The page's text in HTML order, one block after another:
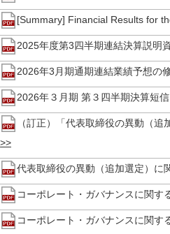
[Summary] Financial Results for
2025年度第3四半期連結決算説明
2026年3月期通期連結業績予想の
2026年３月期 第３四半期決算短信
（訂正）「代表取締役の異動（
代表取締役の異動（追加選定）に
コーポレート・ガバナンスに関す
コーポレート・ガバナンスに関す